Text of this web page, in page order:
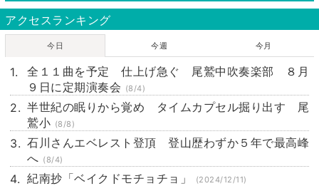
アクセスランキング
今日 今週 今月
全１１曲を予定 仕上げ急ぐ 尾鷲中吹奏楽部 ８月
９日に定期演奏会 (8/4)
半世紀の眠りから覚め タイムカプセル掘り出す 尾
鷲小 (8/8)
石川さんエベレスト登頂 登山歴わずか５年で最高峰
へ (8/4)
紀南抄「ベイクドモチョチョ」 (2024/12/11)